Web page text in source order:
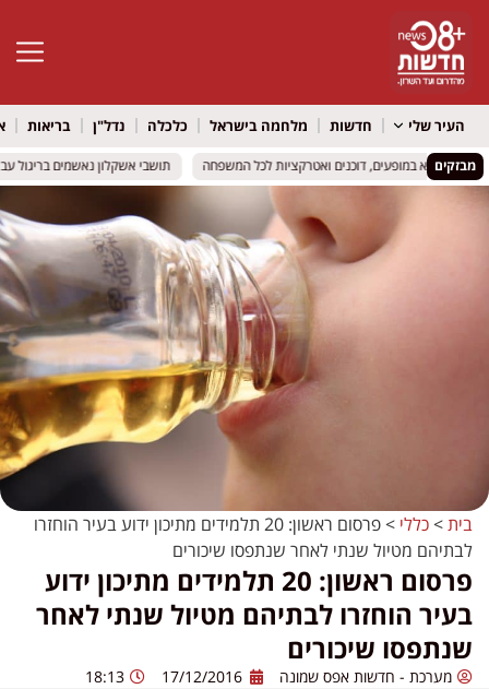
פתח
העיר שלי חדשות מלחמה בישראל כלכלה נדל"ן בריאות
מבזקים
מתמלא במופעים, דוכנים ואטרקציות לכל המשפחה
מתמלא במופעים, דוכנים ואטרקציות לכל המשפחה תושבי אשקלון נאשמים בריגול
תושבי אשקלון נאשמים בריגול
בית>כללי >
פרסום ראשון: 20 תלמידים מתיכון ידוע בעיר הוחזרו
לבתיהם מטיול שנתי לאחר שנתפסו שיכורים
פרסום ראשון: 20 תלמידים מתיכון ידוע
בעיר הוחזרו לבתיהם מטיול שנתי לאחר
שנתפסו שיכורים
מערכת - חדשות אפס שמונה 17/12/2016
18:13